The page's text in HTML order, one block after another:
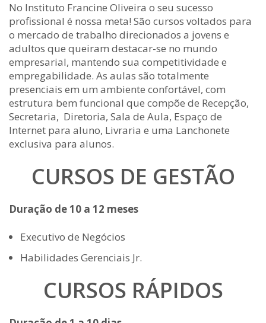
No Instituto Francine Oliveira o seu sucesso
profissional é nossa meta! São cursos voltados para
o mercado de trabalho direcionados a jovens e
adultos que queiram destacar-se no mundo
empresarial, mantendo sua competitividade e
empregabilidade. As aulas são totalmente
presenciais em um ambiente confortável, com
estrutura bem funcional que compõe de Recepção,
Secretaria, Diretoria, Sala de Aula, Espaço de
Internet para aluno, Livraria e uma Lanchonete
exclusiva para alunos.
CURSOS DE GESTÃO
Duração de 10 a 12 meses
Executivo de Negócios
Habilidades Gerenciais Jr.
CURSOS RÁPIDOS